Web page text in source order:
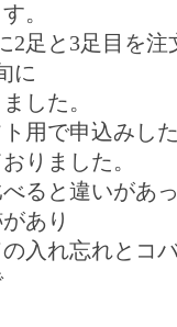
。
2足と3足目を
に
した。
用で申込みし
りました。
ると違いがあ
あり
入れ忘れとコ